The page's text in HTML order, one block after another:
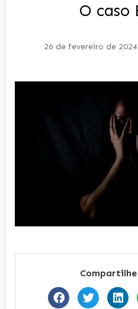
O caso
26 de fevereiro de 2024
Compartilhe